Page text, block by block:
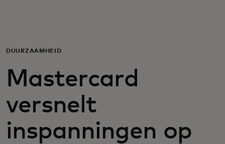
Voor bedrijven
Voor de wereld
Voor innovators
DUURZAAMHEID
Mastercard
versnelt
inspanningen op